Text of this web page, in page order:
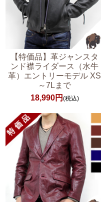
【特価品】革ジャンスタ
ンド襟ライダース（水牛
革）エントリーモデル XS
～7Lまで
18,990円 (税込)